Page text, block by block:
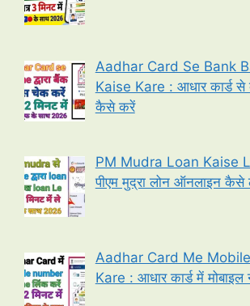
Aadhar Card Se Bank
Kaise Kare : आधार कार्ड
कैसे करें
PM Mudra Loan Kaise
पीएम मुद्रा लोन ऑनलाइन कैसे
Aadhar Card Me
Kare : आधार कार्ड में